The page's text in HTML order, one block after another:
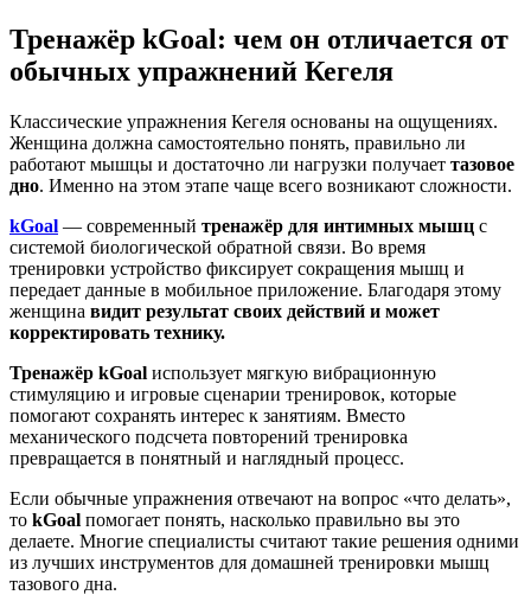
Тренажёр kGoal: чем он отличается от
обычных упражнений Кегеля
Классические упражнения Кегеля основаны на ощущениях.
Женщина должна самостоятельно понять, правильно ли
работают мышцы и достаточно ли нагрузки получает тазовое
дно. Именно на этом этапе чаще всего возникают сложности.
kGoal — современный тренажёр для интимных мышц с
системой биологической обратной связи. Во время
тренировки устройство фиксирует сокращения мышц и
передает данные в мобильное приложение. Благодаря этому
женщина видит результат своих действий и может
корректировать технику.
Тренажёр kGoal использует мягкую вибрационную
стимуляцию и игровые сценарии тренировок, которые
помогают сохранять интерес к занятиям. Вместо
механического подсчета повторений тренировка
превращается в понятный и наглядный процесс.
Если обычные упражнения отвечают на вопрос «что делать»,
то kGoal помогает понять, насколько правильно вы это
делаете. Многие специалисты считают такие решения одними
из лучших инструментов для домашней тренировки мышц
тазового дна.